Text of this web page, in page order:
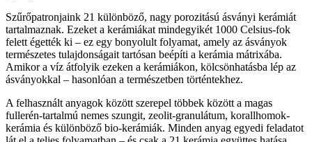
Szűrőpatronjaink 21 különböző, nagy porozitású ásványi kerámiát
tartalmaznak. Ezeket a kerámiákat mindegyikét 1000 Celsius-fok
felett égették ki – ez egy bonyolult folyamat, amely az ásványok
természetes tulajdonságait tartósan beépíti a kerámia mátrixába.
Amikor a víz átfolyik ezeken a kerámiákon, kölcsönhatásba lép az
ásványokkal – hasonlóan a természetben történtekhez.
A felhasznált anyagok között szerepel többek között a magas
fullerén-tartalmú nemes szungit, zeolit-granulátum, korallhomok-
kerámia és különböző bio-kerámiák. Minden anyag egyedi feladatot